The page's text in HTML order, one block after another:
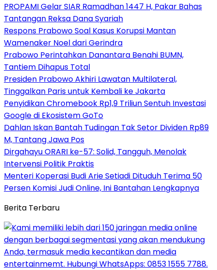
PROPAMI Gelar SIAR Ramadhan 1447 H, Pakar Bahas
Tantangan Reksa Dana Syariah
Respons Prabowo Soal Kasus Korupsi Mantan
Wamenaker Noel dari Gerindra
Prabowo Perintahkan Danantara Benahi BUMN,
Tantiem Dihapus Total
Presiden Prabowo Akhiri Lawatan Multilateral,
Tinggalkan Paris untuk Kembali ke Jakarta
Penyidikan Chromebook Rp1,9 Triliun Sentuh Investasi
Google di Ekosistem GoTo
Dahlan Iskan Bantah Tudingan Tak Setor Dividen Rp89
M, Tantang Jawa Pos
Dirgahayu ORARI ke-57: Solid, Tangguh, Menolak
Intervensi Politik Praktis
Menteri Koperasi Budi Arie Setiadi Dituduh Terima 50
Persen Komisi Judi Online, Ini Bantahan Lengkapnya
Berita Terbaru